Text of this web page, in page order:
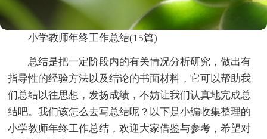
小学教师年终工作总结(15篇)
总结是把一定阶段内的有关情况分析研究，做出有
指导性的经验方法以及结论的书面材料，它可以帮助我
们总结以往思想，发扬成绩，不妨让我们认真地完成总
结吧。我们该怎么去写总结呢？以下是小编收集整理的
小学教师年终工作总结，欢迎大家借鉴与参考，希望对